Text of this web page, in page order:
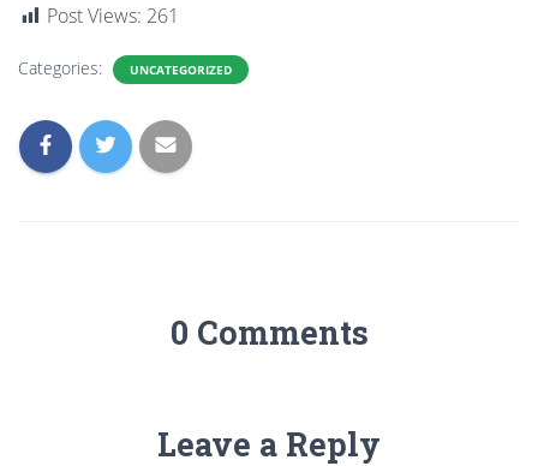
Post Views: 261
Categories: UNCATEGORIZED
0 Comments
Leave a Reply